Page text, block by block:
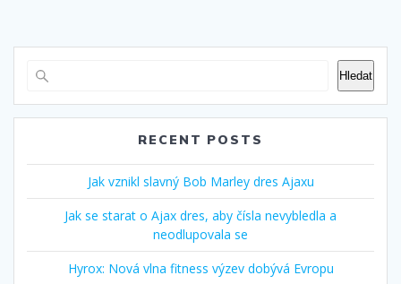
Hledat
RECENT POSTS
Jak vznikl slavný Bob Marley dres Ajaxu
Jak se starat o Ajax dres, aby čísla nevybledla a
neodlupovala se
Hyrox: Nová vlna fitness výzev dobývá Evropu